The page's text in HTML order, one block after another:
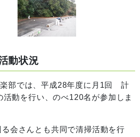
動状況
部では、平成28年度に月1回 計
動を行い、のべ120名が参加しま
会さんとも共同で清掃活動を行